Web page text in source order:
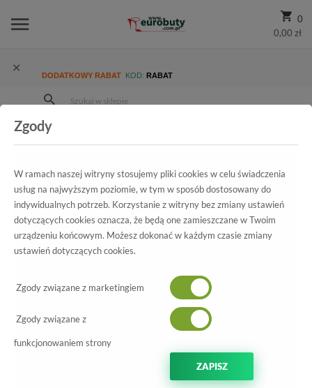
0
0,00 zł
DODATKOWY RABAT KOD: RABAT
Damskie
Półbuty Kozaki MM Oleksy 388/540
Wszystkie produkty
Kozaki MM Oleksy
388/540
Zgody
W ramach naszej witryny stosujemy pliki cookies w celu świadczenia
usług na najwyższym poziomie, w tym w sposób dostosowany do
indywidualnych potrzeb. Korzystanie z witryny bez zmiany ustawień
dotyczących cookies oznacza, że będą one zamieszczane w Twoim
urządzeniu końcowym. Możesz dokonać w każdym czasie zmiany
ustawień dotyczących cookies.
Zgody związane z marketingiem
Zgody związane z
funkcjonowaniem strony
ZAPISZ